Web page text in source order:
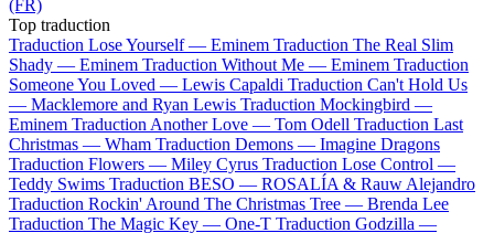
(FR)
Top traduction
Traduction Lose Yourself — Eminem Traduction The Real Slim
Shady — Eminem Traduction Without Me — Eminem Traduction
Someone You Loved — Lewis Capaldi Traduction Can't Hold Us
— Macklemore and Ryan Lewis Traduction Mockingbird —
Eminem Traduction Another Love — Tom Odell Traduction Last
Christmas — Wham Traduction Demons — Imagine Dragons
Traduction Flowers — Miley Cyrus Traduction Lose Control —
Teddy Swims Traduction BESO — ROSALÍA & Rauw Alejandro
Traduction Rockin' Around The Christmas Tree — Brenda Lee
Traduction The Magic Key — One-T Traduction Godzilla —